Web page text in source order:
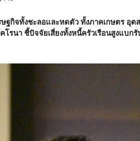
ษฐกิจทั้งชะลอและหดตัว ทั้งภาคเกษตร อุ
โรนา ชี้ปัจจัยเสี่ยงทั้งหนี้ครัวเรือนสูงแบก